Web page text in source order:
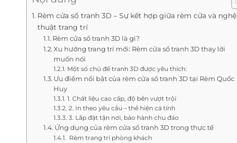
Rèm cửa sổ tranh 3D – Sự kết hợp giữa rèm cửa và nghệ
thuật trang trí
Rèm cửa sổ tranh 3D là gì?
Xu hướng trang trí mới: Rèm cửa sổ tranh 3D thay lời
muốn nói
Một số chủ đề tranh 3D được yêu thích:
Ưu điểm nổi bật của rèm cửa sổ tranh 3D tại Rèm Quốc
Huy
1. Chất liệu cao cấp, độ bền vượt trội
2. In theo yêu cầu – thể hiện cá tính
3. Lắp đặt tận nơi, bảo hành chu đáo
Ứng dụng của rèm cửa sổ tranh 3D trong thực tế
Rèm trang trí phòng khách